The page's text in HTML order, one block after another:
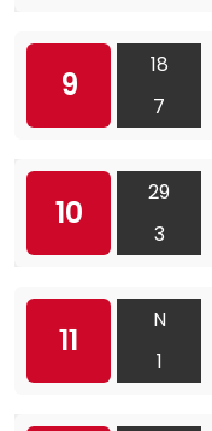
9
18
7
10
29
3
11
N
1